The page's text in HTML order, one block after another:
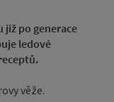
již po generace
ledové
věže.